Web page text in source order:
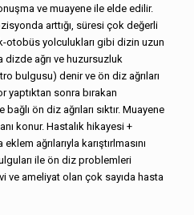
ve muayene ile elde edilir.
arttığı, süresi çok değerli
otobüs yolculukları gibi dizin uzun
dizde ağrı ve huzursuzluk
bulgusu) denir ve ön diz ağrıları
yaptıktan sonra bırakan
ön diz ağrıları sıktır. Muayene
konur. Hastalık hikayesi +
ağrılarıyla karıştırlmasını
ile ön diz problemleri
ve ameliyat olan çok sayıda hasta